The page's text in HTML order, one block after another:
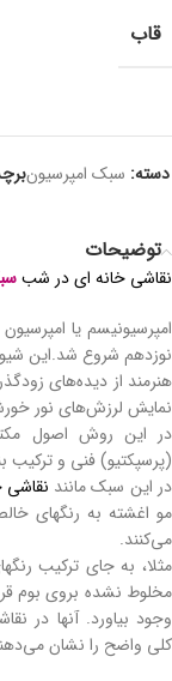
قاب
دسته: سبک امپرسیون
توضیحات
نقاشی خانه ای در شب
امپرسيونيسم یا
نوزدهم شروع شد.این
هنرمند از دیده‌های
نمایش لرزش‌های نور
در این روش اصول
(پرسپکتیو) فنی و ترکیب
در این سبک مانند
مو اغشته به رنگهای
می‌کنند.
مثلا، به جای ترکیب
مخلوط نشده بروی بوم
وجود بیاورد. آنها در
کلی واضح را نشان